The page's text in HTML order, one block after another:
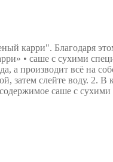
карри". Благодаря
• саше с сухими
производит всё на
затем слейте воду. 2.
саше с